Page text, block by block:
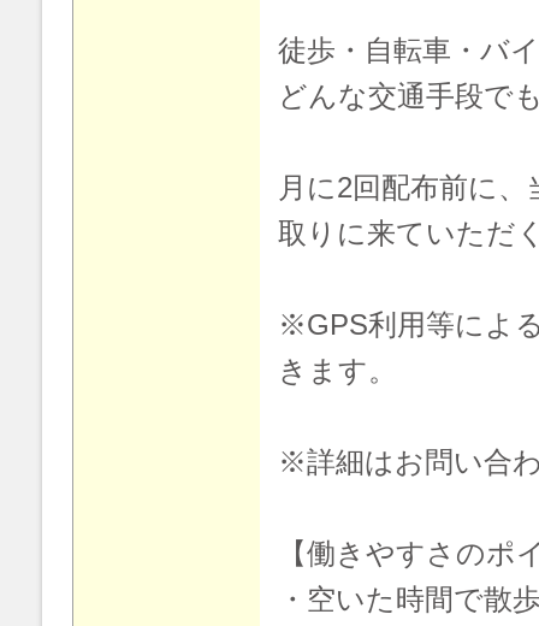
徒歩・自転車・バ
どんな交通手段で
月に2回配布前に
取りに来ていただ
※GPS利用等によ
きます。
※詳細はお問い合
【働きやすさのポ
・空いた時間で散